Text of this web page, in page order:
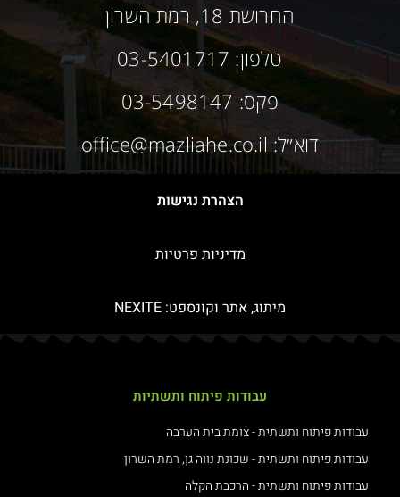
החרושת 18, רמת השרון
טלפון: 03-5401717
פקס: 03-5498147
דוא״ל: office@mazliahe.co.il
הצהרת נגישות
מדיניות פרטיות
מיתוג, אתר וקונספט: NEXITE
עבודות פיתוח ותשתיות
עבודות פיתוח ותשתית - צומת בית הערבה
עבודות פיתוח ותשתית - שכונת נווה גן, רמת השרון
עבודות פיתוח ותשתית - הרכבת הקלה